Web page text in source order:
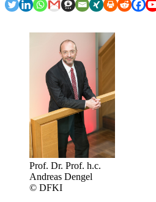
Prof. Dr. Prof. h.c.
Andreas Dengel
© DFKI